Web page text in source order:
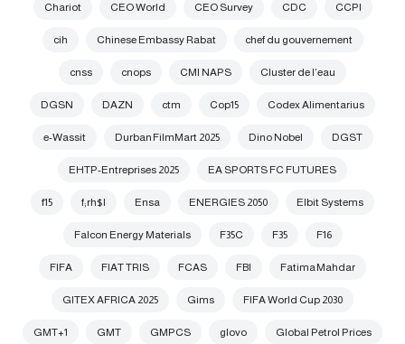
CCPI
CDC
CEO Survey
CEO World
Chariot
chef du gouvernement
Chinese Embassy Rabat
cih
Cluster de l’eau
CMI NAPS
cnops
cnss
Codex Alimentarius
Cop15
ctm
DAZN
DGSN
DGST
Dino Nobel
Durban FilmMart 2025
e-Wassit
EA SPORTS FC FUTURES
EHTP-Entreprises 2025
Elbit Systems
ENERGIES 2050
Ensa
f;rh$l
f15
F16
F35
F35C
Falcon Energy Materials
Fatima Mahdar
FBI
FCAS
FIAT TRIS
FIFA
FIFA World Cup 2030
Gims
GITEX AFRICA 2025
Global Petrol Prices
glovo
GMPCS
GMT
GMT+1